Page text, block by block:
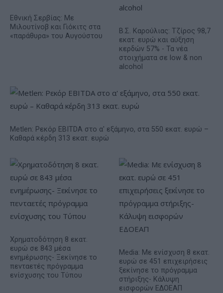
Εθνική Σερβίας: Με
Μιλουτίνοβ και Γιόκιτς στα
«παράθυρα» του Αυγούστου
Β.Σ. Καρούλιας: Τζίρος 98,7
εκατ. ευρώ και αύξηση
κερδών 57% - Τα νέα
στοιχήματα σε low & non
alcohol
Metlen: Ρεκόρ EBITDA στο α' εξάμηνο, στα 550 εκατ. ευρώ –
Καθαρά κέρδη 313 εκατ. ευρώ
Χρηματοδότηση 8 εκατ.
ευρώ σε 843 μέσα
ενημέρωσης- Ξεκίνησε το
πενταετές πρόγραμμα
ενίσχυσης του Τύπου
Media: Με ενίσχυση 8 εκατ.
ευρώ σε 451 επιχειρήσεις
ξεκίνησε το πρόγραμμα
στήριξης- Κάλυψη
εισφορών ΕΔΟΕΑΠ